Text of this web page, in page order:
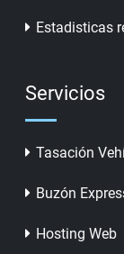
Estadisticas
Servicios
Tasación
Buzón
Hosting Web